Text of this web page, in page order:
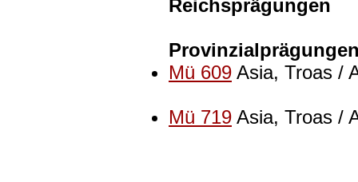
Reichsprägungen
Mü 609 Asia, Troas /
Mü 719 Asia, Troas /